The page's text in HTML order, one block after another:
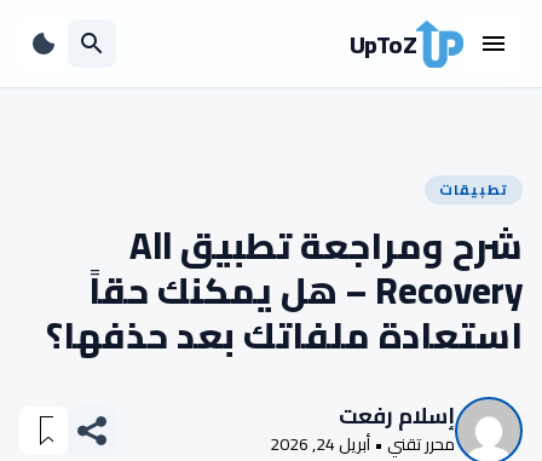
UpToZ
تطبيقات
شرح ومراجعة تطبيق All
Recovery – هل يمكنك حقاً
استعادة ملفاتك بعد حذفها؟
إسلام رفعت
محرر تقني • أبريل 24, 2026